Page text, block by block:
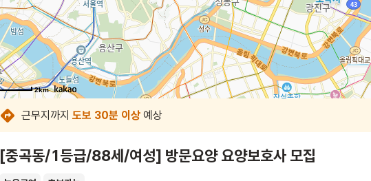
2km
2km
2km
2km
2km
2km
2km
2km
근무지까지 도보 30분 이상 예상
[중곡동/1등급/88세/여성] 방문요양 요양보호사 모집